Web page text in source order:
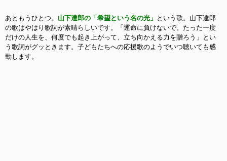
あともうひとつ。 山下達郎の「希望という名の光」 という歌。山下達郎
の歌はやはり歌詞が素晴らしいです。「運命に負けないで。たった一度
だけの人生を、何度でも起き上がって、立ち向かえる力を贈ろう」とい
う歌詞がグッときます。子どもたちへの応援歌のようでいつ聴いても感
動します。